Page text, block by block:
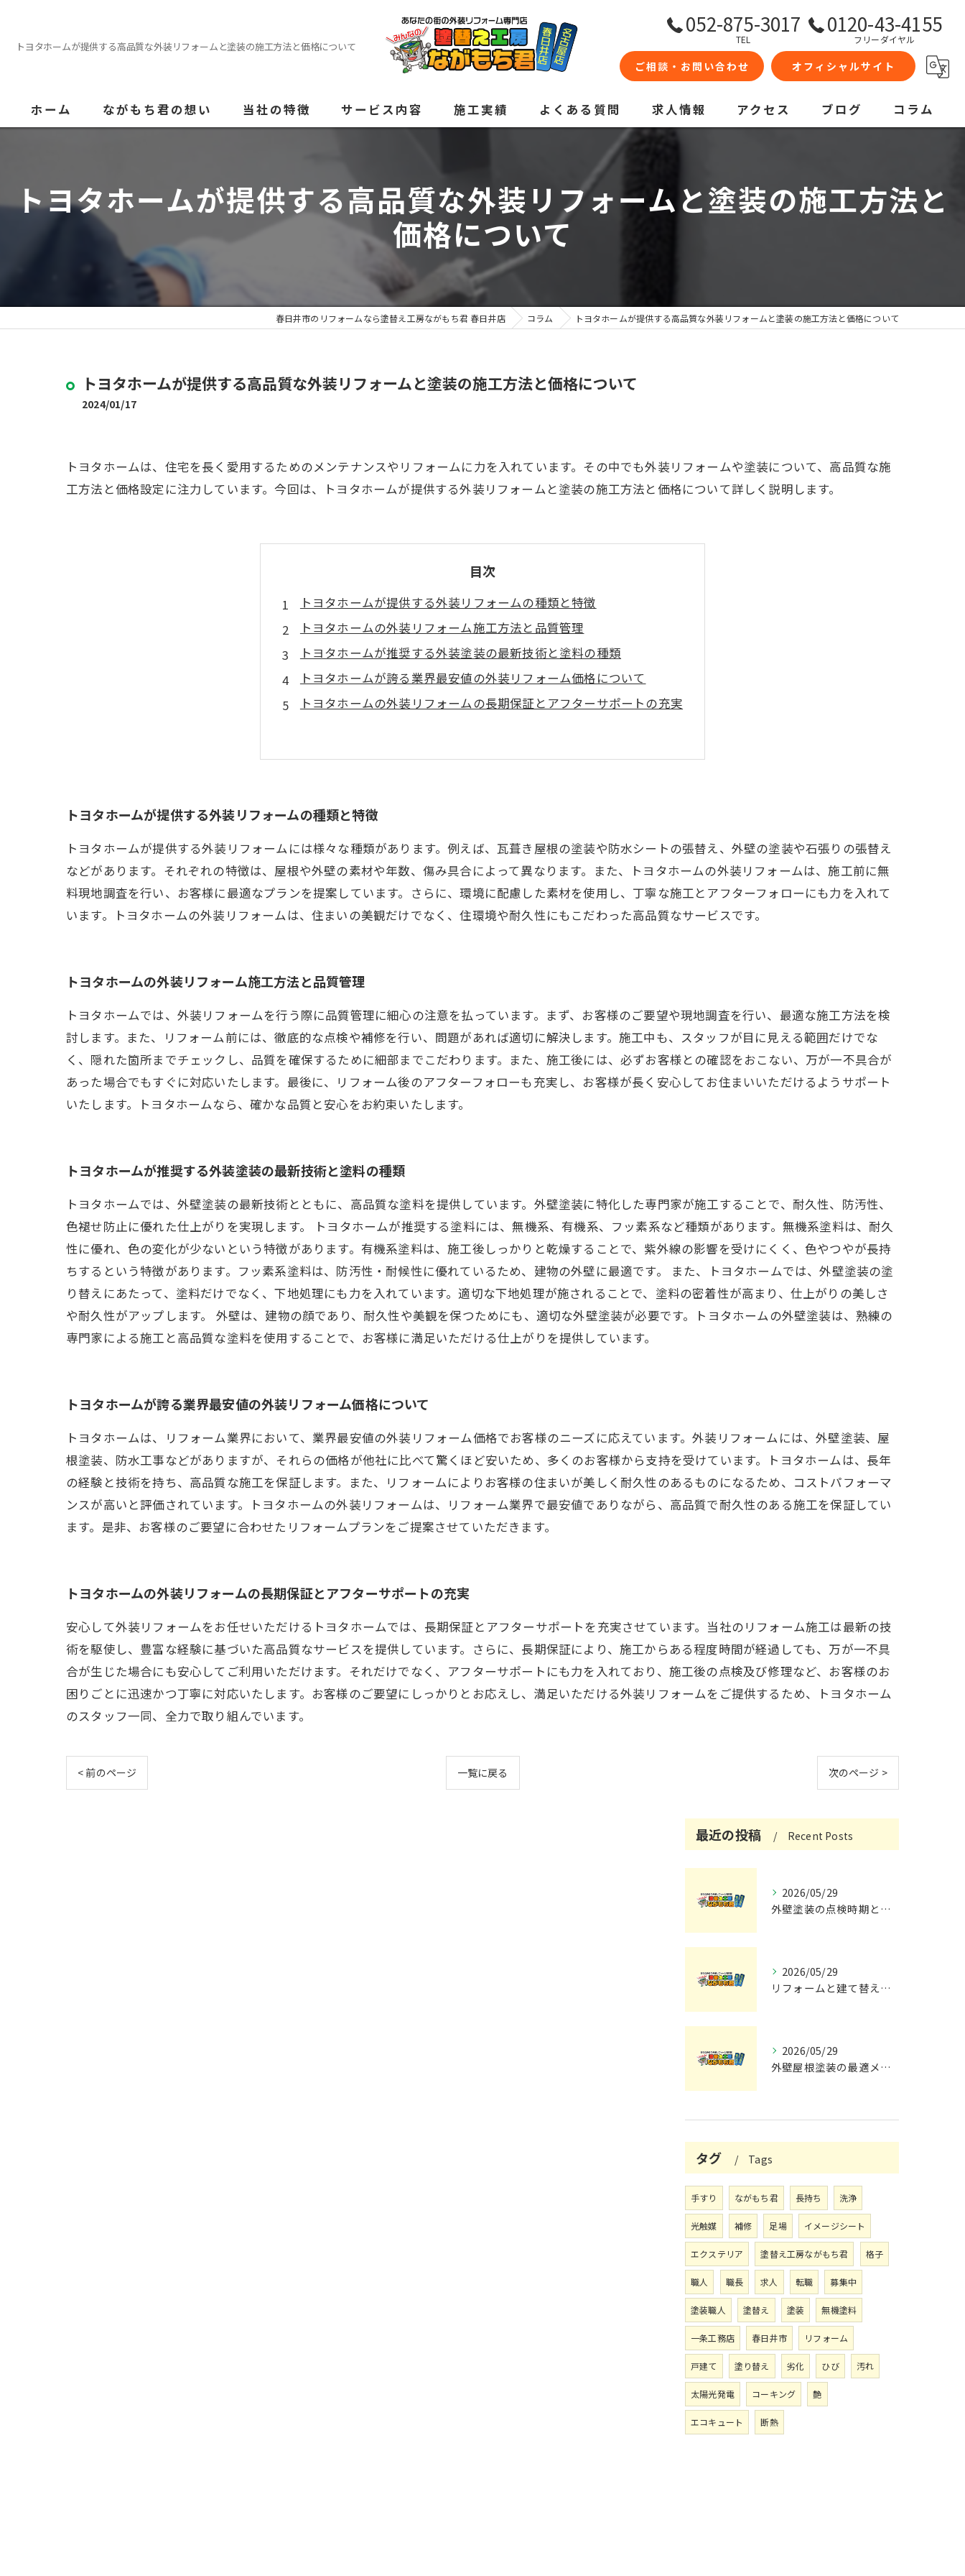
トヨタホームが提供する高品質な外装リフォームと塗装の施工方法と価格について
052-875-3017
TEL
0120-43-4155
フリーダイヤル
ご相談・お問い合わせ オフィシャルサイト
ホーム ながもち君の想い 当社の特徴
屋根
サービス内容 施工実績 よくある質問 求人情報 アクセス ブログ コラム
トヨタホームが提供する高品質な外装リフォームと塗装の施工方法と
価格について
春日井市のリフォームなら塗替え工房ながもち君 春日井店 コラム トヨタホームが提供する高品質な外装リフォームと塗装の施工方法と価格について
トヨタホームが提供する高品質な外装リフォームと塗装の施工方法と価格について
2024/01/17
トヨタホームは、住宅を長く愛用するためのメンテナンスやリフォームに力を入れています。その中でも外装リフォームや塗装について、高品質な施
工方法と価格設定に注力しています。今回は、トヨタホームが提供する外装リフォームと塗装の施工方法と価格について詳しく説明します。
目次
トヨタホームが提供する外装リフォームの種類と特徴
トヨタホームの外装リフォーム施工方法と品質管理
トヨタホームが推奨する外装塗装の最新技術と塗料の種類
トヨタホームが誇る業界最安値の外装リフォーム価格について
トヨタホームの外装リフォームの長期保証とアフターサポートの充実
トヨタホームが提供する外装リフォームの種類と特徴
トヨタホームが提供する外装リフォームには様々な種類があります。例えば、瓦葺き屋根の塗装や防水シートの張替え、外壁の塗装や石張りの張替え
などがあります。それぞれの特徴は、屋根や外壁の素材や年数、傷み具合によって異なります。また、トヨタホームの外装リフォームは、施工前に無
料現地調査を行い、お客様に最適なプランを提案しています。さらに、環境に配慮した素材を使用し、丁寧な施工とアフターフォローにも力を入れて
います。トヨタホームの外装リフォームは、住まいの美観だけでなく、住環境や耐久性にもこだわった高品質なサービスです。
トヨタホームの外装リフォーム施工方法と品質管理
トヨタホームでは、外装リフォームを行う際に品質管理に細心の注意を払っています。まず、お客様のご要望や現地調査を行い、最適な施工方法を検
討します。また、リフォーム前には、徹底的な点検や補修を行い、問題があれば適切に解決します。施工中も、スタッフが目に見える範囲だけでな
く、隠れた箇所までチェックし、品質を確保するために細部までこだわります。また、施工後には、必ずお客様との確認をおこない、万が一不具合が
あった場合でもすぐに対応いたします。最後に、リフォーム後のアフターフォローも充実し、お客様が長く安心してお住まいいただけるようサポート
いたします。トヨタホームなら、確かな品質と安心をお約束いたします。
トヨタホームが推奨する外装塗装の最新技術と塗料の種類
トヨタホームでは、外壁塗装の最新技術とともに、高品質な塗料を提供しています。外壁塗装に特化した専門家が施工することで、耐久性、防汚性、
色褪せ防止に優れた仕上がりを実現します。 トヨタホームが推奨する塗料には、無機系、有機系、フッ素系など種類があります。無機系塗料は、耐久
性に優れ、色の変化が少ないという特徴があります。有機系塗料は、施工後しっかりと乾燥することで、紫外線の影響を受けにくく、色やつやが長持
ちするという特徴があります。フッ素系塗料は、防汚性・耐候性に優れているため、建物の外壁に最適です。 また、トヨタホームでは、外壁塗装の塗
り替えにあたって、塗料だけでなく、下地処理にも力を入れています。適切な下地処理が施されることで、塗料の密着性が高まり、仕上がりの美しさ
や耐久性がアップします。 外壁は、建物の顔であり、耐久性や美観を保つためにも、適切な外壁塗装が必要です。トヨタホームの外壁塗装は、熟練の
専門家による施工と高品質な塗料を使用することで、お客様に満足いただける仕上がりを提供しています。
トヨタホームが誇る業界最安値の外装リフォーム価格について
トヨタホームは、リフォーム業界において、業界最安値の外装リフォーム価格でお客様のニーズに応えています。外装リフォームには、外壁塗装、屋
根塗装、防水工事などがありますが、それらの価格が他社に比べて驚くほど安いため、多くのお客様から支持を受けています。トヨタホームは、長年
の経験と技術を持ち、高品質な施工を保証します。また、リフォームによりお客様の住まいが美しく耐久性のあるものになるため、コストパフォーマ
ンスが高いと評価されています。トヨタホームの外装リフォームは、リフォーム業界で最安値でありながら、高品質で耐久性のある施工を保証してい
ます。是非、お客様のご要望に合わせたリフォームプランをご提案させていただきます。
トヨタホームの外装リフォームの長期保証とアフターサポートの充実
安心して外装リフォームをお任せいただけるトヨタホームでは、長期保証とアフターサポートを充実させています。当社のリフォーム施工は最新の技
術を駆使し、豊富な経験に基づいた高品質なサービスを提供しています。さらに、長期保証により、施工からある程度時間が経過しても、万が一不具
合が生じた場合にも安心してご利用いただけます。それだけでなく、アフターサポートにも力を入れており、施工後の点検及び修理など、お客様のお
困りごとに迅速かつ丁寧に対応いたします。お客様のご要望にしっかりとお応えし、満足いただける外装リフォームをご提供するため、トヨタホーム
のスタッフ一同、全力で取り組んでいます。
< 前のページ 一覧に戻る 次のページ >
最近の投稿 Recent Posts
2026/05/29
外壁塗装の点検時期と施工の最適タイミング
2026/05/29
リフォームと建て替えの費用と注意点完全解説
2026/05/29
外壁屋根塗装の最適メンテナンス時期
タグ Tags
手すり ながもち君 長持ち 洗浄
光触媒 補修 足場 イメージシート
エクステリア 塗替え工房ながもち君 格子
職人 職長 求人 転職 募集中
塗装職人 塗替え 塗装 無機塗料
一条工務店 春日井市 リフォーム
戸建て 塗り替え 劣化 ひび 汚れ
太陽光発電 コーキング 艶
エコキュート 断熱